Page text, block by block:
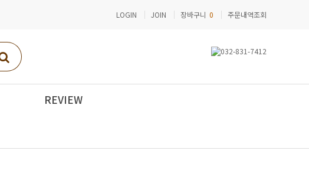
주문내역조회
장바구니 0
JOIN
LOGIN
REVIEW